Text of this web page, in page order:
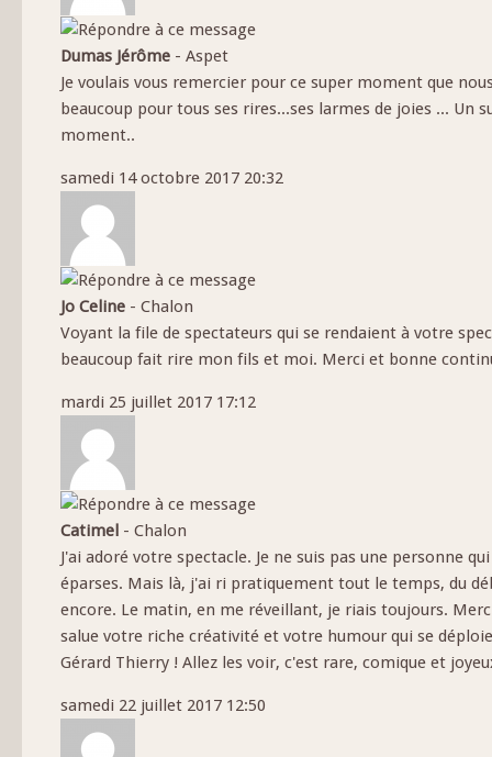
Dumas Jérôme - Aspet
Je voulais vous remercier pour ce super moment que
beaucoup pour tous ses rires...ses larmes de joies ...
moment..
samedi 14 octobre 2017 20:32
Jo Celine - Chalon
Voyant la file de spectateurs qui se rendaient à votre
beaucoup fait rire mon fils et moi. Merci et bonne
mardi 25 juillet 2017 17:12
Catimel - Chalon
J'ai adoré votre spectacle. Je ne suis pas une personne
éparses. Mais là, j'ai ri pratiquement tout le temps, du
encore. Le matin, en me réveillant, je riais toujours.
salue votre riche créativité et votre humour qui se
Gérard Thierry ! Allez les voir, c'est rare, comique et
samedi 22 juillet 2017 12:50